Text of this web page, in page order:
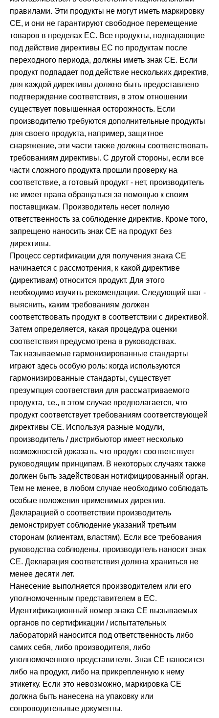
правилами. Эти продукты не могут иметь маркировку
CE, и они не гарантируют свободное перемещение
товаров в пределах ЕС. Все продукты, подпадающие
под действие директивы ЕС по продуктам после
переходного периода, должны иметь знак CE. Если
продукт подпадает под действие нескольких директив,
для каждой директивы должно быть предоставлено
подтверждение соответствия, в этом отношении
существует повышенная осторожность. Если
производителю требуются дополнительные продукты
для своего продукта, например, защитное
снаряжение, эти части также должны соответствовать
требованиям директивы. С другой стороны, если все
части сложного продукта прошли проверку на
соответствие, а готовый продукт - нет, производитель
не имеет права обращаться за помощью к своим
поставщикам. Производитель несет полную
ответственность за соблюдение директив. Кроме того,
запрещено наносить знак CE на продукт без
директивы.
Процесс сертификации для получения знака CE
начинается с рассмотрения, к какой директиве
(директивам) относится продукт. Для этого
необходимо изучить рекомендации. Следующий шаг -
выяснить, каким требованиям должен
соответствовать продукт в соответствии с директивой.
Затем определяется, какая процедура оценки
соответствия предусмотрена в руководствах.
Так называемые гармонизированные стандарты
играют здесь особую роль: когда используются
гармонизированные стандарты, существует
презумпция соответствия для рассматриваемого
продукта, т.е., в этом случае предполагается, что
продукт соответствует требованиям соответствующей
директивы CE. Используя разные модули,
производитель / дистрибьютор имеет несколько
возможностей доказать, что продукт соответствует
руководящим принципам. В некоторых случаях также
должен быть задействован нотифицированный орган.
Тем не менее, в любом случае необходимо соблюдать
особые положения применимых директив.
Декларацией о соответствии производитель
демонстрирует соблюдение указаний третьим
сторонам (клиентам, властям). Если все требования
руководства соблюдены, производитель наносит знак
CE. Декларация соответствия должна храниться не
менее десяти лет.
Нанесение выполняется производителем или его
уполномоченным представителем в ЕС.
Идентификационный номер знака CE вызываемых
органов по сертификации / испытательных
лабораторий наносится под ответственность либо
самих себя, либо производителя, либо
уполномоченного представителя. Знак CE наносится
либо на продукт, либо на прикрепленную к нему
этикетку. Если это невозможно, маркировка CE
должна быть нанесена на упаковку или
сопроводительные документы.